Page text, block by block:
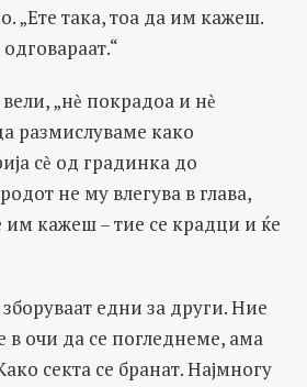
„Ете така, тоа да им кажеш.
„нѐ покрадоа и нѐ
размислуваме како
сѐ од градинка до
не му влегува в глава,
им кажеш – тие се крадци и ќе
едни за други. Ние
очи да се погледнеме, ама
секта се бранат. Најмногу